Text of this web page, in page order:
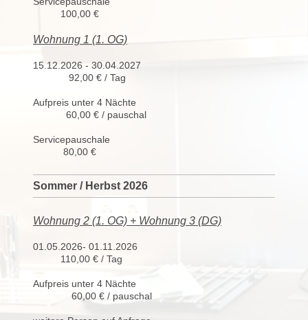
100,00 €
Wohnung 1 (1. OG)
15.12.2026 - 30.04.2027
92,00 € / Tag
Aufpreis unter 4 Nächte
60,00 € / pauschal
Servicepauschale
80,00 €
Sommer / Herbst 2026
Wohnung 2 (1. OG) + Wohnung 3 (DG)
01.05.2026- 01.11.2026
110,00 € / Tag
Aufpreis unter 4 Nächte
60,00 € / pauschal